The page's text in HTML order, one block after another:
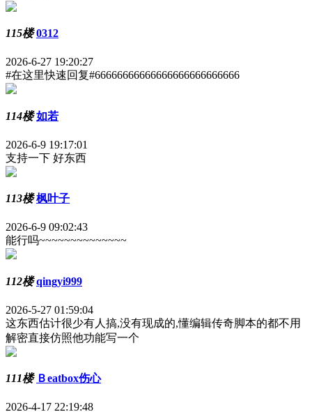
115楼 0312
2026-6-27 19:20:27
#在这里快速回复#66666666666666666666666666
114楼 如若
2026-6-9 19:17:01
支持一下 好东西
113楼 枫叶子
2026-6-9 09:02:43
能行吗~~~~~~~~~~~~~~
112楼 qingyi999
2026-5-27 01:59:04
这东西估计很少有人搞,没有现成的,懂编辑传奇脚本的都不用
解密直接仿照他功能写一个
111楼 Ｂeatbox伤心
2026-4-17 22:19:48